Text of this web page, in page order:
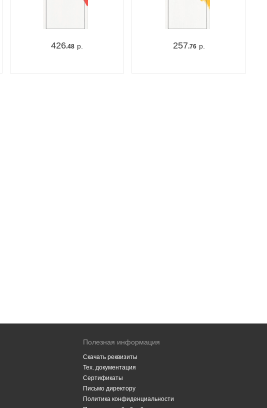
426.48 р. 257.76 р.
Полезная информация
Скачать реквизиты
Тех. документация
Сертификаты
Письмо директору
Политика конфиденциальности